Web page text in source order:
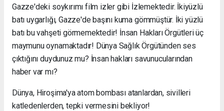
Gazze'deki soykırımı film izler gibi İzlemektedir. İkiyüzlü
batı uygarlığı, Gazze'de başını kuma gömmüştür. İki yüzlü
batı bu vahşeti görmemektedir! İnsan Hakları Örgütleri üç
maymunu oynamaktadır! Dünya Sağlık Örgütünden ses
çıktığını duydunuz mu? İnsan hakları savunucularından
haber var mı?
Dünya, Hiroşima'ya atom bombası atanlardan, sivilleri
katledenlerden, tepki vermesini bekliyor!